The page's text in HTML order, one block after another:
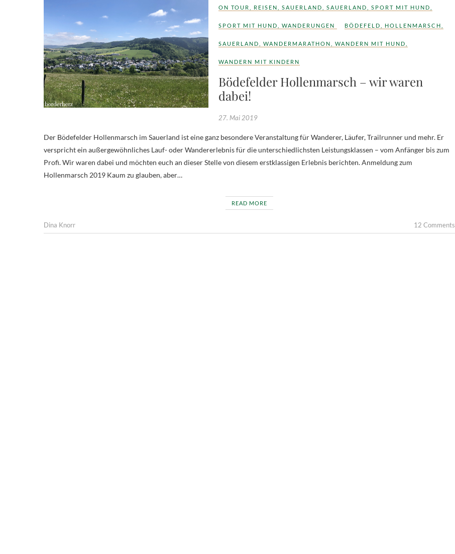
ON TOUR REISEN SAUERLAND SAUERLAND SPORT MIT HUND
SPORT MIT HUND WANDERUNGEN BÖDEFELD HOLLENMARSCH
SAUERLAND WANDERMARATHON WANDERN MIT HUND
WANDERN MIT KINDERN
Bödefelder Hollenmarsch – wir waren
dabei!
27. Mai 2019
Der Bödefelder Hollenmarsch im Sauerland ist eine ganz besondere Veranstaltung für Wanderer, Läufer, Trailrunner und mehr. Er
verspricht ein außergewöhnliches Lauf- oder Wandererlebnis für die unterschiedlichsten Leistungsklassen – vom Anfänger bis zum
Profi. Wir waren dabei und möchten euch an dieser Stelle von diesem erstklassigen Erlebnis berichten. Anmeldung zum
Hollenmarsch 2019 Kaum zu glauben, aber…
READ MORE
Dina Knorr 12 Comments